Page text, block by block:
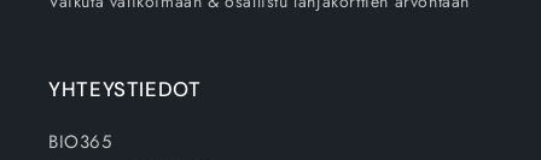
YHTEYSTIEDOT
BIO365